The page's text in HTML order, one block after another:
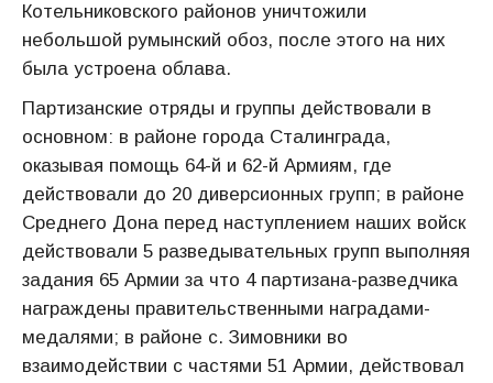
Котельниковского районов уничтожили
небольшой румынский обоз, после этого на них
была устроена облава.
Партизанские отряды и группы действовали в
основном: в районе города Сталинграда,
оказывая помощь 64-й и 62-й Армиям, где
действовали до 20 диверсионных групп; в районе
Среднего Дона перед наступлением наших войск
действовали 5 разведывательных групп выполняя
задания 65 Армии за что 4 партизана-разведчика
награждены правительственными наградами-
медалями; в районе с. Зимовники во
взаимодействии с частями 51 Армии, действовал